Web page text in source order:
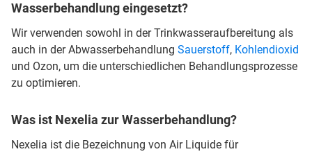
Wasserbehandlung eingesetzt?
Wir verwenden sowohl in der Trinkwasseraufbereitung als
auch in der Abwasserbehandlung Sauerstoff, Kohlendioxid
und Ozon, um die unterschiedlichen Behandlungsprozesse
zu optimieren.
Was ist Nexelia zur Wasserbehandlung?
Nexelia ist die Bezeichnung von Air Liquide für